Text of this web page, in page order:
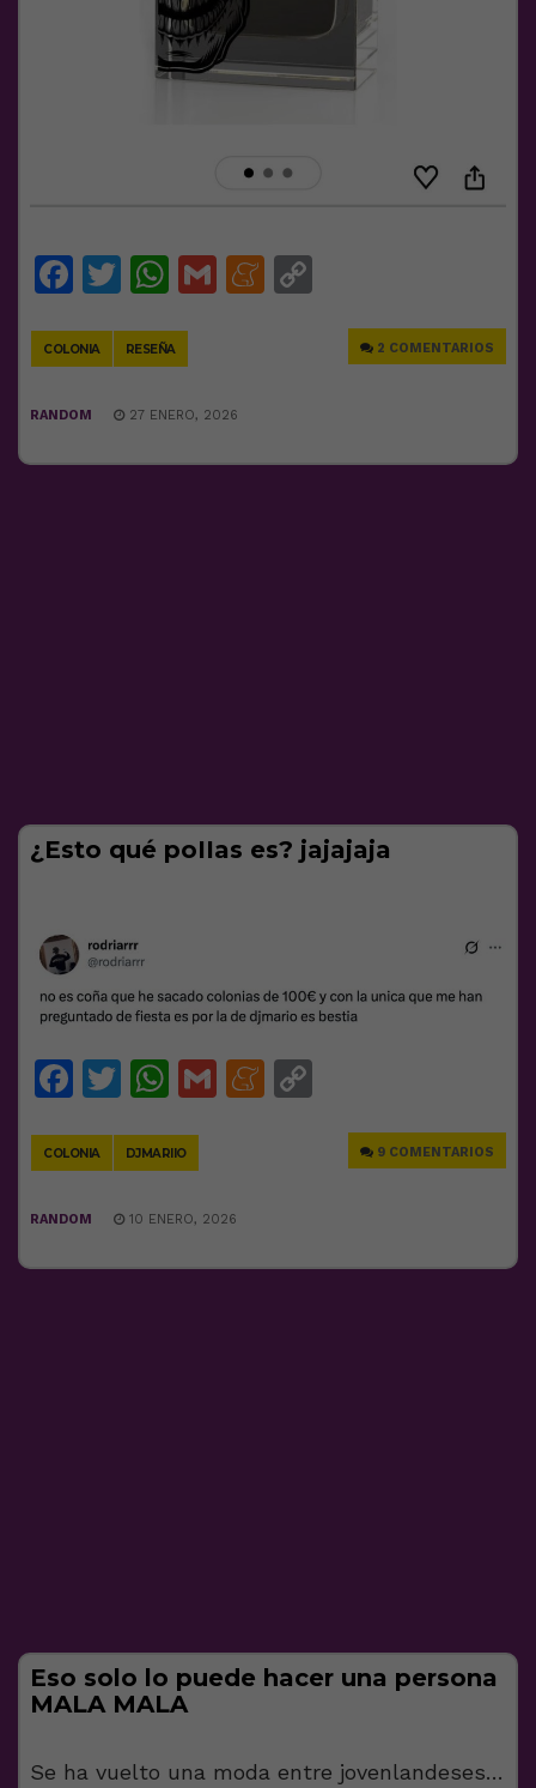
Facebook
Twitter
WhatsApp
GmailMeneame
COLONIA RESEÑA 2 COMENTARIOS
RANDOM 27 ENERO, 2026
¿Esto qué poIIas es? jajajaja
Facebook
Twitter
WhatsApp
GmailMeneame
COLONIA DJMARIIO 9 COMENTARIOS
RANDOM 10 ENERO, 2026
Eso solo lo puede hacer una persona
MALA MALA
Se ha vuelto una moda entre jovenlandeses…